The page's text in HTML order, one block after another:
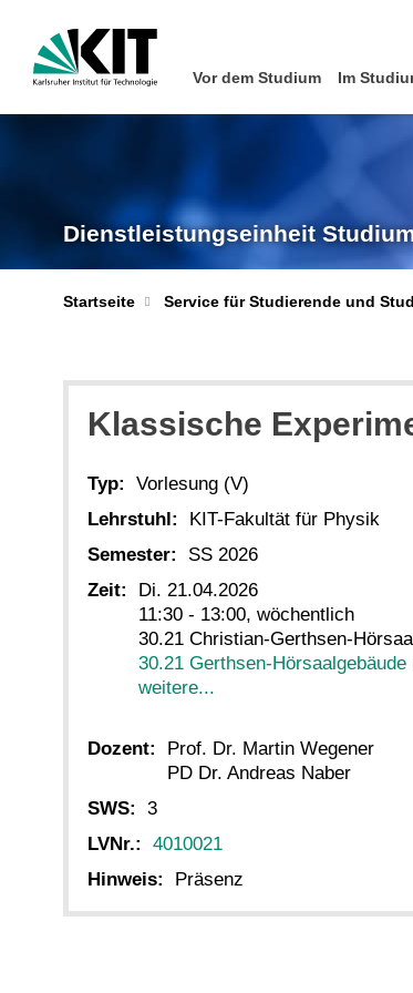
Vor dem Studium Im
Dienstleistungseinheit
Startseite Service für Studierende und
Klassische
Typ:
Vorlesung (V)
Lehrstuhl:
KIT-Fakultät für Physik
Semester:
SS 2026
Zeit:
Di. 21.04.2026
11:30 - 13:00, wöchentlich
30.21 Christian-Gerthsen-Hörsaal
30.21 Gerthsen-Hörsaalgebäude
weitere...
Dozent:
Prof. Dr. Martin Wegener
PD Dr. Andreas Naber
SWS:
3
LVNr.:
4010021
Hinweis:
Präsenz